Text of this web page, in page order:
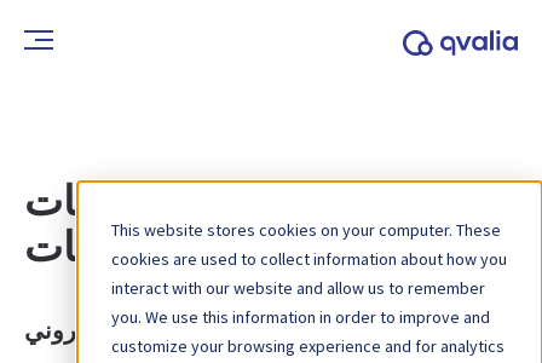
This website stores cookies on your computer. These
cookies are used to collect information about how you
interact with our website and allow us to remember
you. We use this information in order to improve and
customize your browsing experience and for analytics
المعاملات والتقنيات
والاتجاهات
الطلب الإلكتروني